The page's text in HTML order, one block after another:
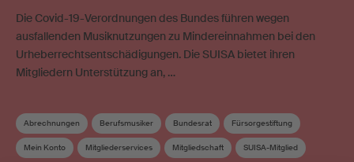
Die Covid-19-Verordnungen des Bundes führen wegen
ausfallenden Musiknutzungen zu Mindereinnahmen bei den
Urheberrechtsentschädigungen. Die SUISA bietet ihren
Mitgliedern Unterstützung an, …
Abrechnungen Berufsmusiker Bundesrat Fürsorgestiftung
Mein Konto Mitgliederservices Mitgliedschaft SUISA-Mitglied